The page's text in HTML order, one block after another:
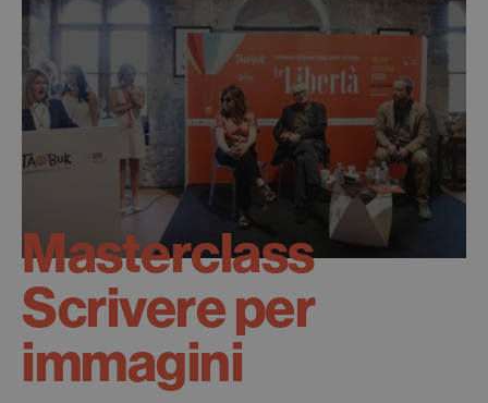
Masterclass
Scrivere per
immagini